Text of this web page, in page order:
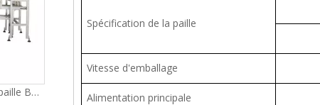
En vrac (groupe) papier de paille Boîte machine d'emballage LG-56S (pour sans paille paquet)
Spécification de la paille
Vitesse d'emballage
Alimentation principale